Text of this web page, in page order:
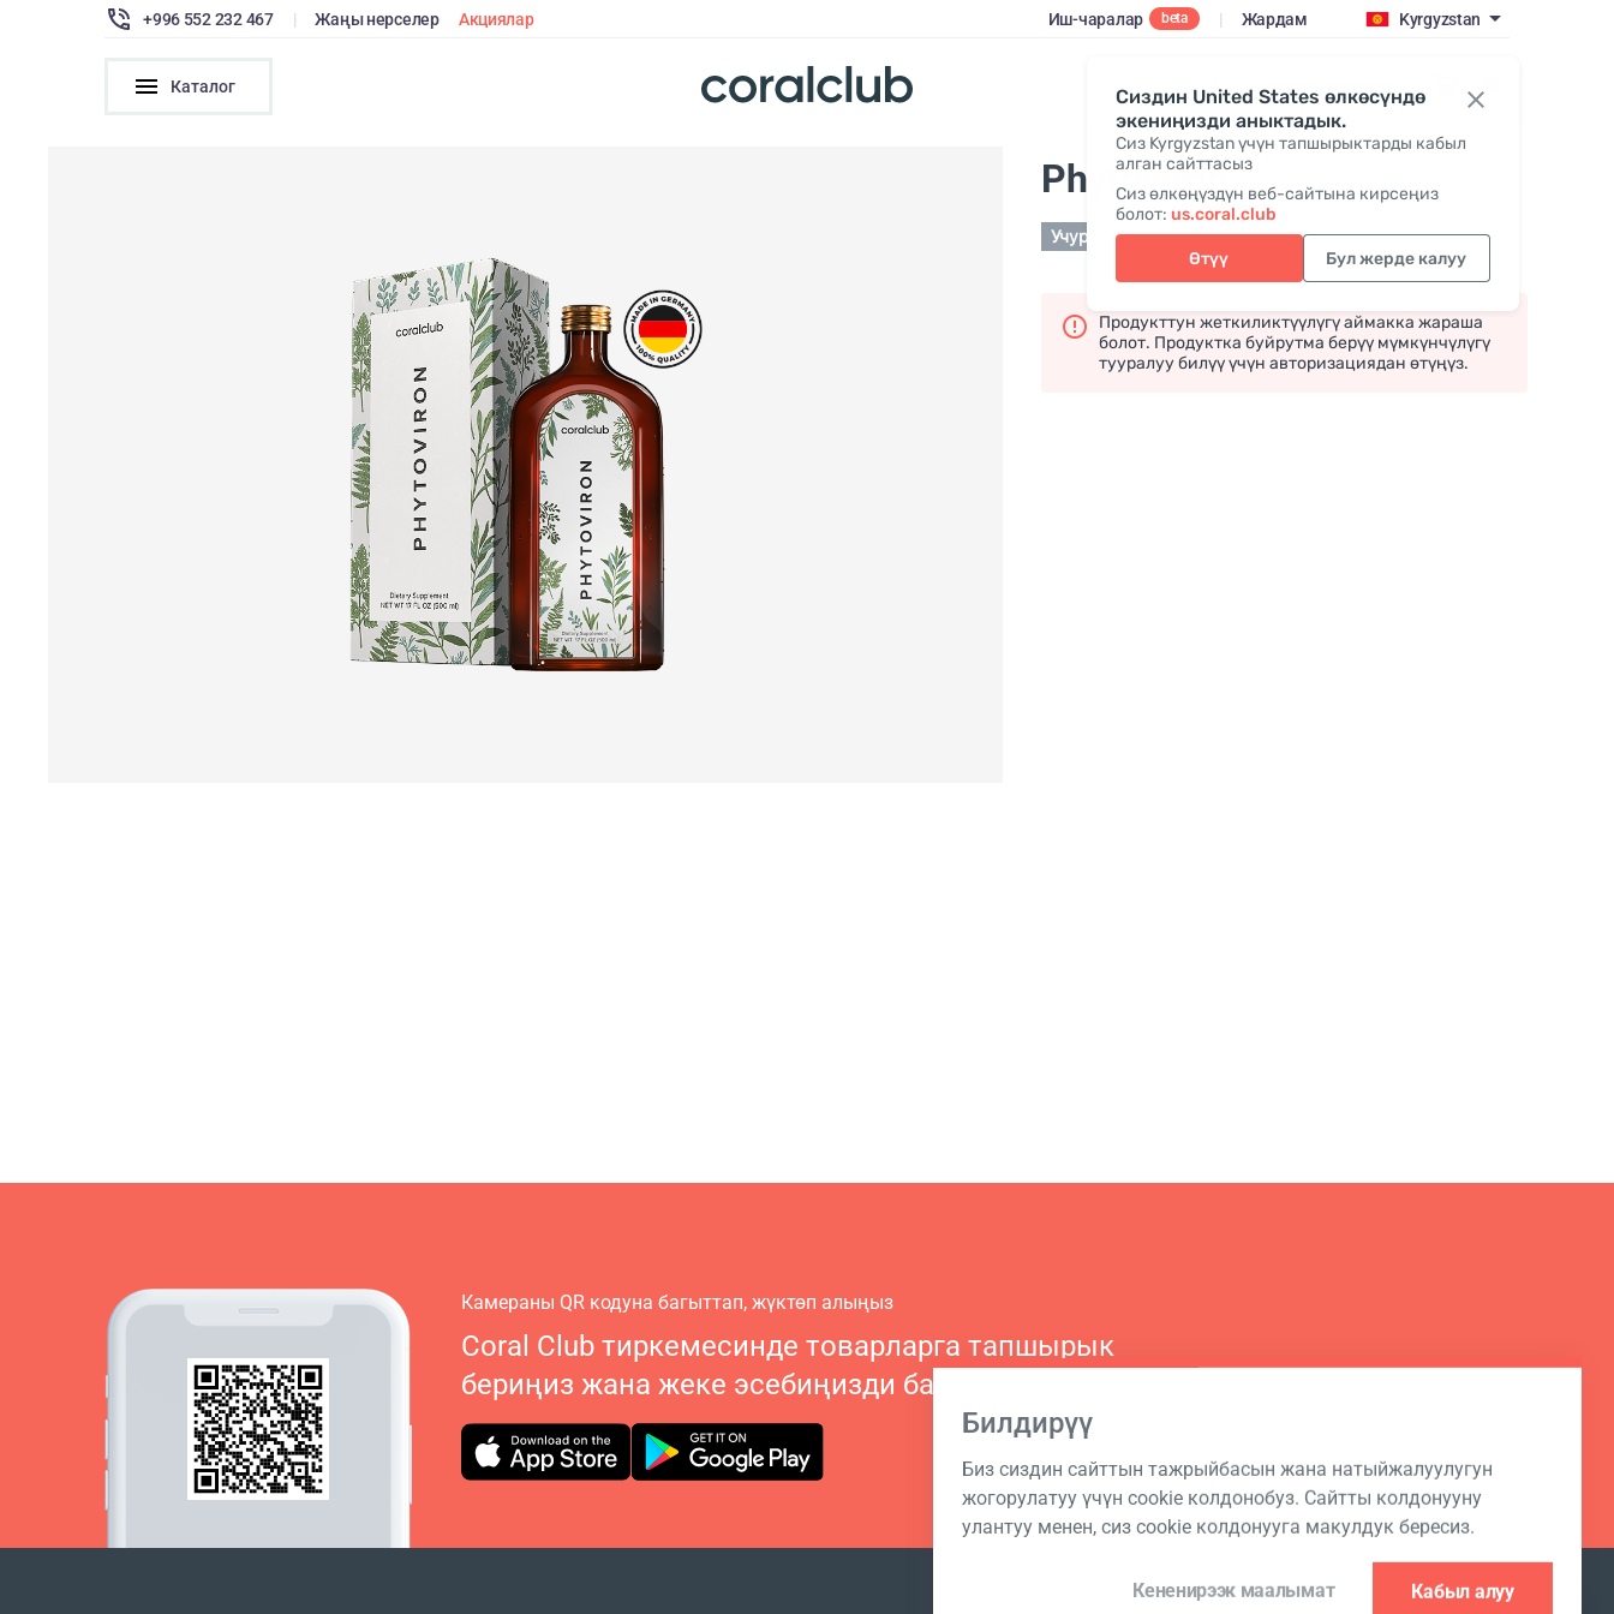
Сиздин United States өлкөсүндө
экениңизди аныктадык.
Сиз Kyrgyzstan үчүн тапшырыктарды кабыл
алган сайттасыз
Сиз өлкөңүздүн веб-сайтына кирсеңиз
болот: us.coral.club
Өтүү Бул жерде калуу
+996 552 232 467 | Жаңы нерселер Акциялар Иш-чаралар beta | Жардам Kyrgyzstan
Каталог Кирүү / кошулуу
Phytoviron
Учурда жеткиликтүү эмес
Продукттун жеткиликтүүлүгү аймакка жараша
болот. Продуктка буйрутма берүү мүмкүнчүлүгү
тууралуу билүү үчүн авторизациядан өтүңүз.
Билдирүү
Биз сиздин сайттын тажрыйбасын жана натыйжалуулугун
жогорулатуу үчүн cookie колдонобуз. Сайтты колдонууну
улантуу менен, сиз cookie колдонууга макулдук бересиз.
Кененирээк маалымат Кабыл алуу
Камераны QR кодуна багыттап, жүктөп алыңыз
Coral Club тиркемесинде товарларга тапшырык
бериңиз жана жеке эсебиңизди башкарыңыз